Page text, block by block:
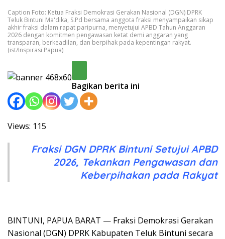
Caption Foto: Ketua Fraksi Demokrasi Gerakan Nasional (DGN) DPRK
Teluk Bintuni Ma'dika, S.Pd bersama anggota fraksi menyampaikan sikap
akhir fraksi dalam rapat paripurna, menyetujui APBD Tahun Anggaran
2026 dengan komitmen pengawasan ketat demi anggaran yang
transparan, berkeadilan, dan berpihak pada kepentingan rakyat.
(ist/Inspirasi Papua)
Bagikan berita ini
Views: 115
Fraksi DGN DPRK Bintuni Setujui APBD
2026, Tekankan Pengawasan dan
Keberpihakan pada Rakyat
BINTUNI, PAPUA BARAT — Fraksi Demokrasi Gerakan
Nasional (DGN) DPRK Kabupaten Teluk Bintuni secara